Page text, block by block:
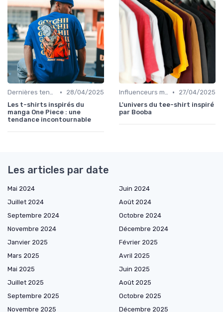
Dernières tendances •
28/04/2025
Les t-shirts inspirés du
manga One Piece : une
tendance incontournable
Influenceurs mode •
27/04/2025
L'univers du tee-shirt inspiré
par Booba
Les articles par date
Mai 2024
Juin 2024
Juillet 2024
Août 2024
Septembre 2024
Octobre 2024
Novembre 2024
Décembre 2024
Janvier 2025
Février 2025
Mars 2025
Avril 2025
Mai 2025
Juin 2025
Juillet 2025
Août 2025
Septembre 2025
Octobre 2025
Novembre 2025
Décembre 2025